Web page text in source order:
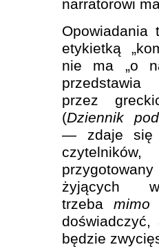
narratorowi
Opowiadania
etykietką
nie ma „o
przez
(Dziennik
— zdaje się
żyjących
trzeba mimo
doświadczyć,
będzie